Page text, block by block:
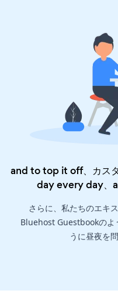
and to top it off、カス
day every day、
さらに、私たちのエキ
Bluehost Guestbookのよ
うに昼夜を